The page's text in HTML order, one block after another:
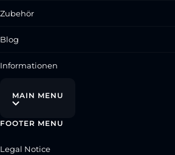
Zubehör
Blog
Informationen
MAIN MENU
FOOTER MENU
Legal Notice